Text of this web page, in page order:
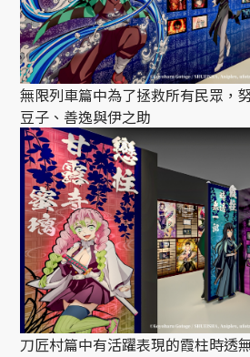
無限列車篇中為了拯救所有民眾，
豆子、善逸與伊之助
刀匠村篇中有活躍表現的霞柱時透